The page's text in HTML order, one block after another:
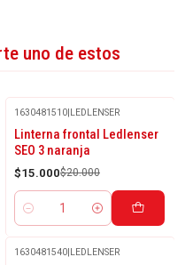
uno de estos
-25%
OFF
1630481510|LEDLENSER
Linterna frontal Ledlenser
SEO 3 naranja
$15.000$20.000
Cantidad
1630481540 LEDLENSER